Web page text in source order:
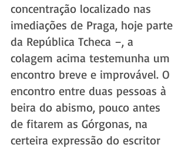
concentração localizado nas
imediações de Praga, hoje parte
da República Tcheca –, a
colagem acima testemunha um
encontro breve e improvável. O
encontro entre duas pessoas à
beira do abismo, pouco antes
de fitarem as Górgonas, na
certeira expressão do escritor